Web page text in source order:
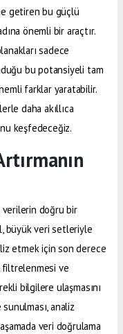
getiren bu güçlü
önemli bir araçtır.
sadece
bu potansiyeli tam
farklar yaratabilir.
daha akıllıca
keşfedeceğiz.
verilerin doğru bir
büyük veri setleriyle
etmek için son derece
filtrelenmesi ve
bilgilere ulaşmasını
analiz
veri doğrulama